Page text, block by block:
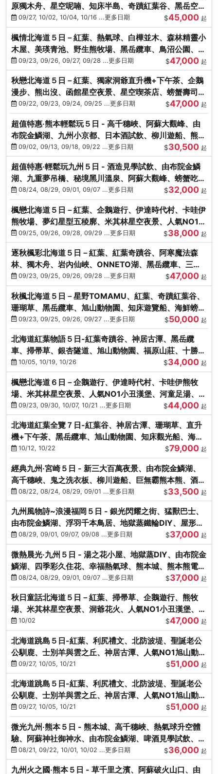
原獨木舟、星空呢喃、知床半島、奇蹟紅葉谷、黑岳空中
纜車、旭山動物園
09/27, 10/02, 10/04, 10/16 ...更多日期 $45,000 起
楓情北海道５日－紅葉、熱氣球、白樺並木、森林精靈小
木屋、美瑛青池、野生熊牧場、黑岳纜車、鳥沼公園、紅
葉奇蹟谷、螃蟹吃到飽
09/23, 09/26, 09/27, 09/28 ...更多日期 $47,000 起
秋戀北海道５日－紅葉、獨家洞爺直升機+下午茶、企鵝
漫步、熊出沒、函館星空夜景、星空喫茶店、螃蟹壽司、
海膽、三大螃蟹放題
09/22, 09/23, 09/24, 09/25 ...更多日期 $47,000 起
超值特惠‧熊本輕鬆玩５日 - 高千穗峽、阿蘇大觀峰、由
布院金鱗湖、九州小京都、日本酒試飲、柳川遊船、熊本
城、熊本AEON
09/02, 09/13, 09/18, 09/22 ...更多日期 $30,500 起
超值特惠‧輕鬆玩九州５日 - 酒造見學試飲、由布院金鱗
湖、九重夢吊橋、秘境黑川溫泉、阿蘇大觀峰、螃蟹吃到
飽08/24, 08/29, 09/01, 09/07 ...更多日期 $32,000 起
楓戀北海道５日－紅葉、企鵝遊行、伊達時代村、卡哇伊
熊牧場、夢幻星型五稜廓、米其林星空夜景、人氣NO1小
丑漢堡、洞爺花火
09/25, 09/26, 09/28, 09/29 ...更多日期 $38,000 起
逐秋楓彩北海道５日－紅葉、紅葉奇蹟谷、阿寒魔法森
林、獨木舟、岩內仙峽、ONNETO湖、黑岳纜車、三國
峠、豐平峽、螃蟹溫泉
09/23, 09/25, 09/26, 09/28 ...更多日期 $47,000 起
秋楓北海道５日－星野TOMAMU、紅葉、奇蹟紅葉谷、
珊瑚草、黑岳纜車、旭山動物園、知床遊覽船、海鮮螃蟹
和牛吃到飽
09/23, 09/25, 09/26, 09/27 ...更多日期 $50,000 起
北海道紅葉物語５日-紅葉奇蹟谷、神居古潭、黑岳纜
車、掃帚草、銀杏隧道、旭山動物園、福原山莊、十勝牧
場、冰的美術館
10/05, 10/19, 10/26 $34,000 起
楓戀北海道６日－企鵝遊行、伊達時代村、卡哇伊熊牧
場、米其林星空夜景、人氣NO1小丑漢堡、河童足湯、奇
幻燈遊步道、洞爺花火
09/23, 09/30, 10/07, 10/21 ...更多日期 $44,000 起
北海道紅葉全覽７日-紅葉谷、神居古潭、珊瑚草、直升
機+下午茶、黑岳纜車、旭山動物園、知床觀光船、海膽
涮涮鍋(不進免稅店)
10/12, 10/22 $79,000 起
經典九州‧宮崎５日 - 新三大百萬夜景、由布院金鱗湖、
高千穗峽、鬼之洗衣板、柳川遊船、巨無霸熊本熊、酒造
見學試飲
08/22, 08/24, 08/29, 09/01 ...更多日期 $33,500 起
九州風物詩~浪漫福岡５日 - 銀光閃耀之街、猛獸巴士、
由布院金鱗湖、浮羽千本鳥居、地獄蒸鐵輪DIY、屋形船
晚宴、鸕鶿捕魚
08/29, 09/01, 09/07, 09/08 ...更多日期 $37,000 起
微熱晨光‧九州５日 - 湯之花小屋、地獄蒸DIY、由布院金
鱗湖、四季彩久住花、幸福熱氣球、熊本城、熊本熊電
鐵、螃蟹吃到飽
08/24, 08/29, 09/01, 09/07 ...更多日期 $37,000 起
秋日童話北海道５日－紅葉、掃帚草、企鵝遊行、熊牧
場、米其林星空夜景、洞爺花火、人氣NO1小丑漢堡、螃
蟹放題(千/函)
10/02 $47,000 起
北海道跳島５日-紅葉、利尻禮文、北防波堤、聖誕老公
公馴鹿、士別羊與雲之丘、神居古潭、人氣NO1旭山動物
園、海膽涮涮鍋
09/27, 10/05, 10/21 $51,000 起
北海道跳島５日-紅葉、利尻禮文、北防波堤、聖誕老公
公馴鹿、士別羊與雲之丘、神居古潭、人氣NO1旭山動物
園、海膽涮涮鍋
09/27, 10/05, 10/21 $51,000 起
微光九州‧熊本５日 - 熊本城、高千穗峽、熱氣球升空體
驗、阿蘇神社御神水、由布院金鱗湖、啤酒見學試飲、豪
華海鮮盛宴
08/21, 09/22, 10/01, 10/02 ...更多日期 $36,000 起
九州火之國‧熊本５日 - 草千里之濱、阿蘇破火山口、由